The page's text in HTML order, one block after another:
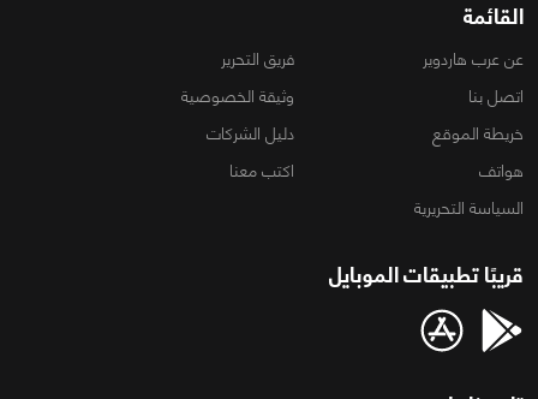
القائمة
عن عرب هاردوير
فريق التحرير
اتصل بنا
وثيقة الخصوصية
خريطة الموقع
دليل الشركات
هواتف
اكتب معنا
السياسة التحريرية
قريبًا تطبيقات الموبايل